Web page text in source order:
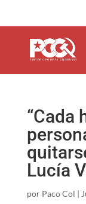
“Cada
Lucía
por Paco Col |